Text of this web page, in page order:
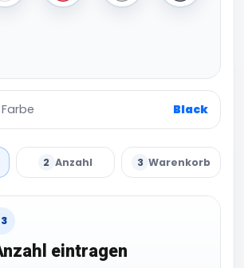
Black
2 Anzahl 3 Warenkorb
eintragen